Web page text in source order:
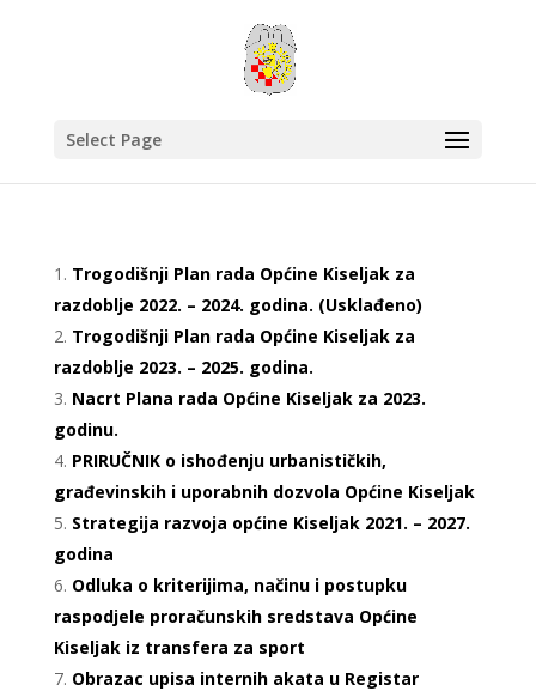
Select Page
Trogodišnji Plan rada Općine Kiseljak za
razdoblje 2022. – 2024. godina. (Usklađeno)
Trogodišnji Plan rada Općine Kiseljak za
razdoblje 2023. – 2025. godina.
Nacrt Plana rada Općine Kiseljak za 2023.
godinu.
PRIRUČNIK o ishođenju urbanističkih,
građevinskih i uporabnih dozvola Općine Kiseljak
Strategija razvoja općine Kiseljak 2021. – 2027.
godina
Odluka o kriterijima, načinu i postupku
raspodjele proračunskih sredstava Općine
Kiseljak iz transfera za sport
Obrazac upisa internih akata u Registar